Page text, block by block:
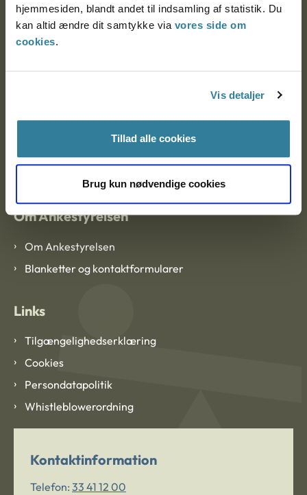
hjemmesiden, blandt andet til indsamling af statistik. Du
kan altid ændre dit samtykke via vores side om
cookies.
Vis detaljer
Tillad alle cookies
Brug kun nødvendige cookies
EAN: 57 98 000 35 48 21
CVR: 1007 4002
Om Ankestyrelsen
Om Ankestyrelsen
Blanketter og kontaktformularer
Links
Tilgængelighedserklæring
Cookies
Persondatapolitik
Whistleblowerordning
Kontaktinformation
Telefon: 33 41 12 00